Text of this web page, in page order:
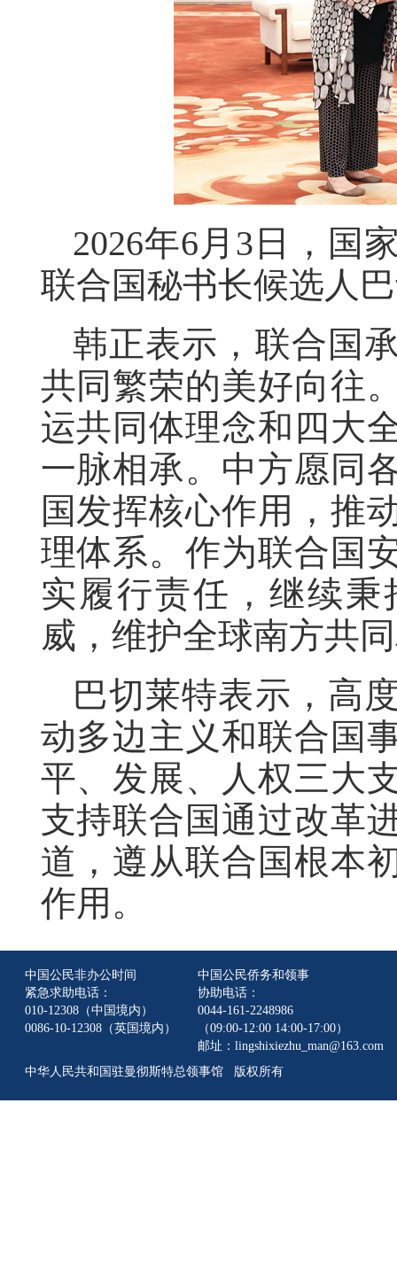
2026年6月3日，国
联合国秘书长候选人
韩正表示，联合国
共同繁荣的美好向往
运共同体理念和四大
一脉相承。中方愿同
国发挥核心作用，推
理体系。作为联合国
实履行责任，继续
威，维护全球南方共
巴切莱特表示，高
动多边主义和联合国
平、发展、人权三大
支持联合国通过改革
道，遵从联合国根本
作用。
中国公民非办公时间
紧急求助电话：
010-12308（中国境内）
0086-10-12308（英国境内）
中国公民侨务和领事
协助电话：
0044-161-2248986
（09:00-12:00 14:00-17:00）
邮址：lingshixiezhu_man@163.com
中华人民共和国驻曼彻斯特总领事馆 版权所有